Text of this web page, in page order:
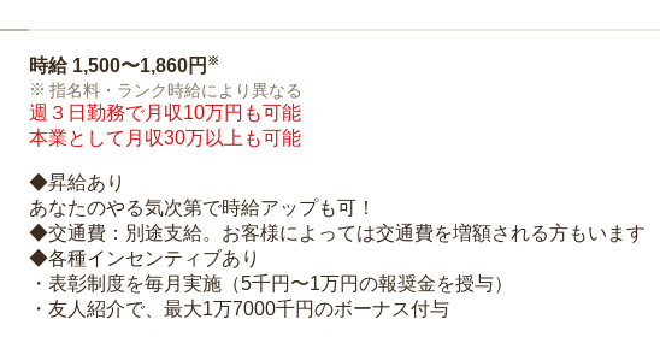
時給 1,500〜1,860円 ※
指名料・ランク時給により異なる
週３日勤務で月収10万円も可能
本業として月収30万以上も可能
◆昇給あり
あなたのやる気次第で時給アップも可！
◆交通費：別途支給。お客様によっては交通費を増額される方もいます
◆各種インセンティブあり
・表彰制度を毎月実施（5千円〜1万円の報奨金を授与）
・友人紹介で、最大1万7000千円のボーナス付与